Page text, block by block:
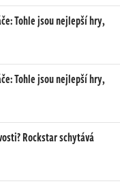
Tohle jsou nejlepší hry,
Tohle jsou nejlepší hry,
Rockstar schytává